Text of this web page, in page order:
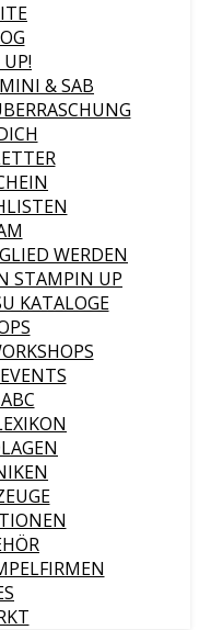
& SAB
WERDEN
STAMPIN UP
KATALOGE